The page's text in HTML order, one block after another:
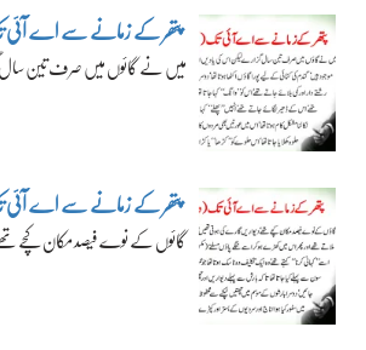
پتھر کے زمانے سے اے
میں نے گائوں میں صرف تین
پتھر کے زمانے سے اے
گائوں کے نوے فیصد مکان کچے